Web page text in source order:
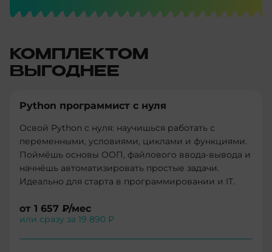
КОМПЛЕКТОМ
ВЫГОДНЕЕ
Python программист с нуля
Освой Python с нуля: научишься работать с
переменными, условиями, циклами и функциями.
Поймёшь основы ООП, файлового ввода-вывода и
начнёшь автоматизировать простые задачи.
Идеально для старта в программировании и IT.
от 1 657 ₽/мес
или сразу за 19 890 ₽